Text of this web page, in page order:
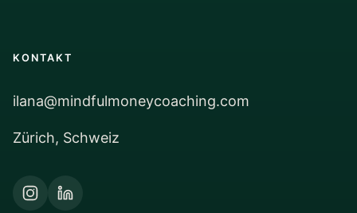
KONTAKT
ilana@mindfulmoneycoaching.com
Zürich, Schweiz